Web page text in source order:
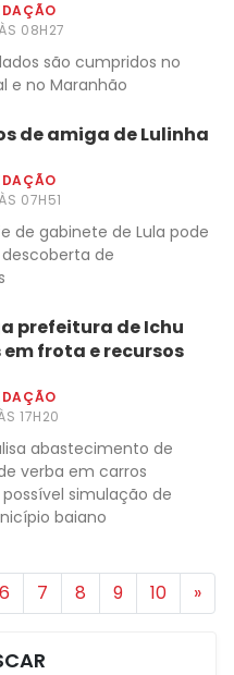
08H27
são cumpridos no
e no Maranhão
de amiga de Lulinha
07H51
de gabinete de Lula pode
de
prefeitura de Ichu
frota e recursos
17H20
abastecimento de
verba em carros
simulação de
baiano
6 7 8 9 10 »